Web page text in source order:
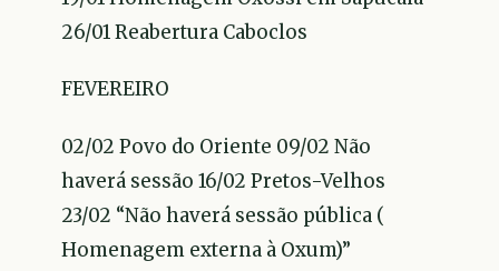
26/01 Reabertura Caboclos
FEVEREIRO
02/02 Povo do Oriente 09/02 Não
haverá sessão 16/02 Pretos-Velhos
23/02 “Não haverá sessão pública (
Homenagem externa à Oxum)”